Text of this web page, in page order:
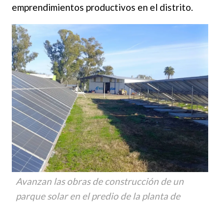
emprendimientos productivos en el distrito.
Avanzan las obras de construcción de un
parque solar en el predio de la planta de